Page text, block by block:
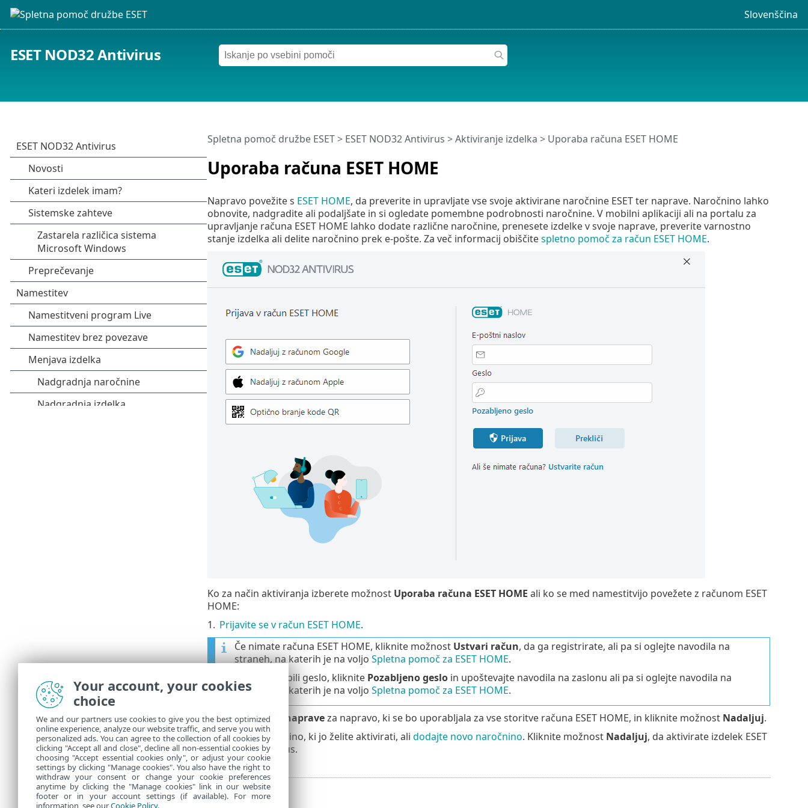
Slovenščina
ESET NOD32 Antivirus
Uporaba računa ESET HOME
Spletna pomoč družbe ESET> ESET NOD32 Antivirus >Aktiviranje izdelka > Uporaba računa ESET HOME
Napravo povežite s ESET HOME, da preverite in upravljate vse svoje aktivirane naročnine ESET ter naprave. Naročnino lahko
obnovite, nadgradite ali podaljšate in si ogledate pomembne podrobnosti naročnine. V mobilni aplikaciji ali na portalu za
upravljanje računa ESET HOME lahko dodate različne naročnine, prenesete izdelke v svoje naprave, preverite varnostno
stanje izdelka ali delite naročnino prek e-pošte. Za več informacij obiščitespletno pomoč za račun ESET HOME.
Ko za način aktiviranja izberete možnost Uporaba računa ESET HOME ali ko se med namestitvijo povežete z računom ESET
HOME:
1. Prijavite se v račun ESET HOME.
Če nimate računa ESET HOME, kliknite možnost Ustvari račun, da ga registrirate, ali pa si oglejte navodila na
straneh, na katerih je na voljo Spletna pomoč za ESET HOME.
Če ste pozabili geslo, kliknite Pozabljeno gesloin upoštevajte navodila na zaslonu ali pa si oglejte navodila na
straneh, na katerih je na voljo Spletna pomoč za ESET HOME.
2. Nastaviteime napraveza napravo, ki se bo uporabljala za vse storitve računa ESET HOME, in kliknite možnost Nadaljuj.
3. Izberite naročnino, ki jo želite aktivirati, ali dodajte novo naročnino. Kliknite možnost Nadaljuj, da aktivirate izdelek ESET
NOD32 Antivirus.
Your account, your cookies
choice
We and our partners use cookies to give you the best optimized
online experience, analyze our website traffic, and serve you with
personalized ads. You can agree to the collection of all cookies by
clicking "Accept all and close", decline all non-essential cookies by
choosing "Accept essential cookies only", or adjust your cookie
settings by clicking "Manage cookies". You also have the right to
withdraw your consent or change your cookie preferences
anytime by clicking the "Manage cookies" link in our website
footer or in your account settings (if available). For more
information, see ourCookie Policy.